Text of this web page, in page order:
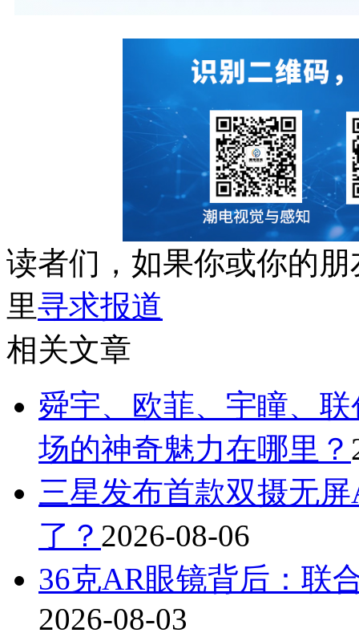
读者们，如果你或你的
里寻求报道
相关文章
舜宇、欧菲、宇瞳、
场的神奇魅力在哪里？
三星发布首款双摄无
了？ 2026-08-06
36克AR眼镜背后：联
2026-08-03